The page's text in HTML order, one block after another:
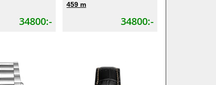
34800:-
459 m
34800:-